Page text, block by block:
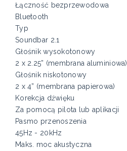
Łączność bezprzewodowa
Bluetooth
Typ
Soundbar 2.1
Głośnik wysokotonowy
2 x 2.25” (membrana aluminiowa)
Głośnik niskotonowy
2 x 4” (membrana papierowa)
Korekcja dźwięku
Za pomocą pilota lub aplikacji
Pasmo przenoszenia
45Hz - 20kHz
Maks. moc akustyczna